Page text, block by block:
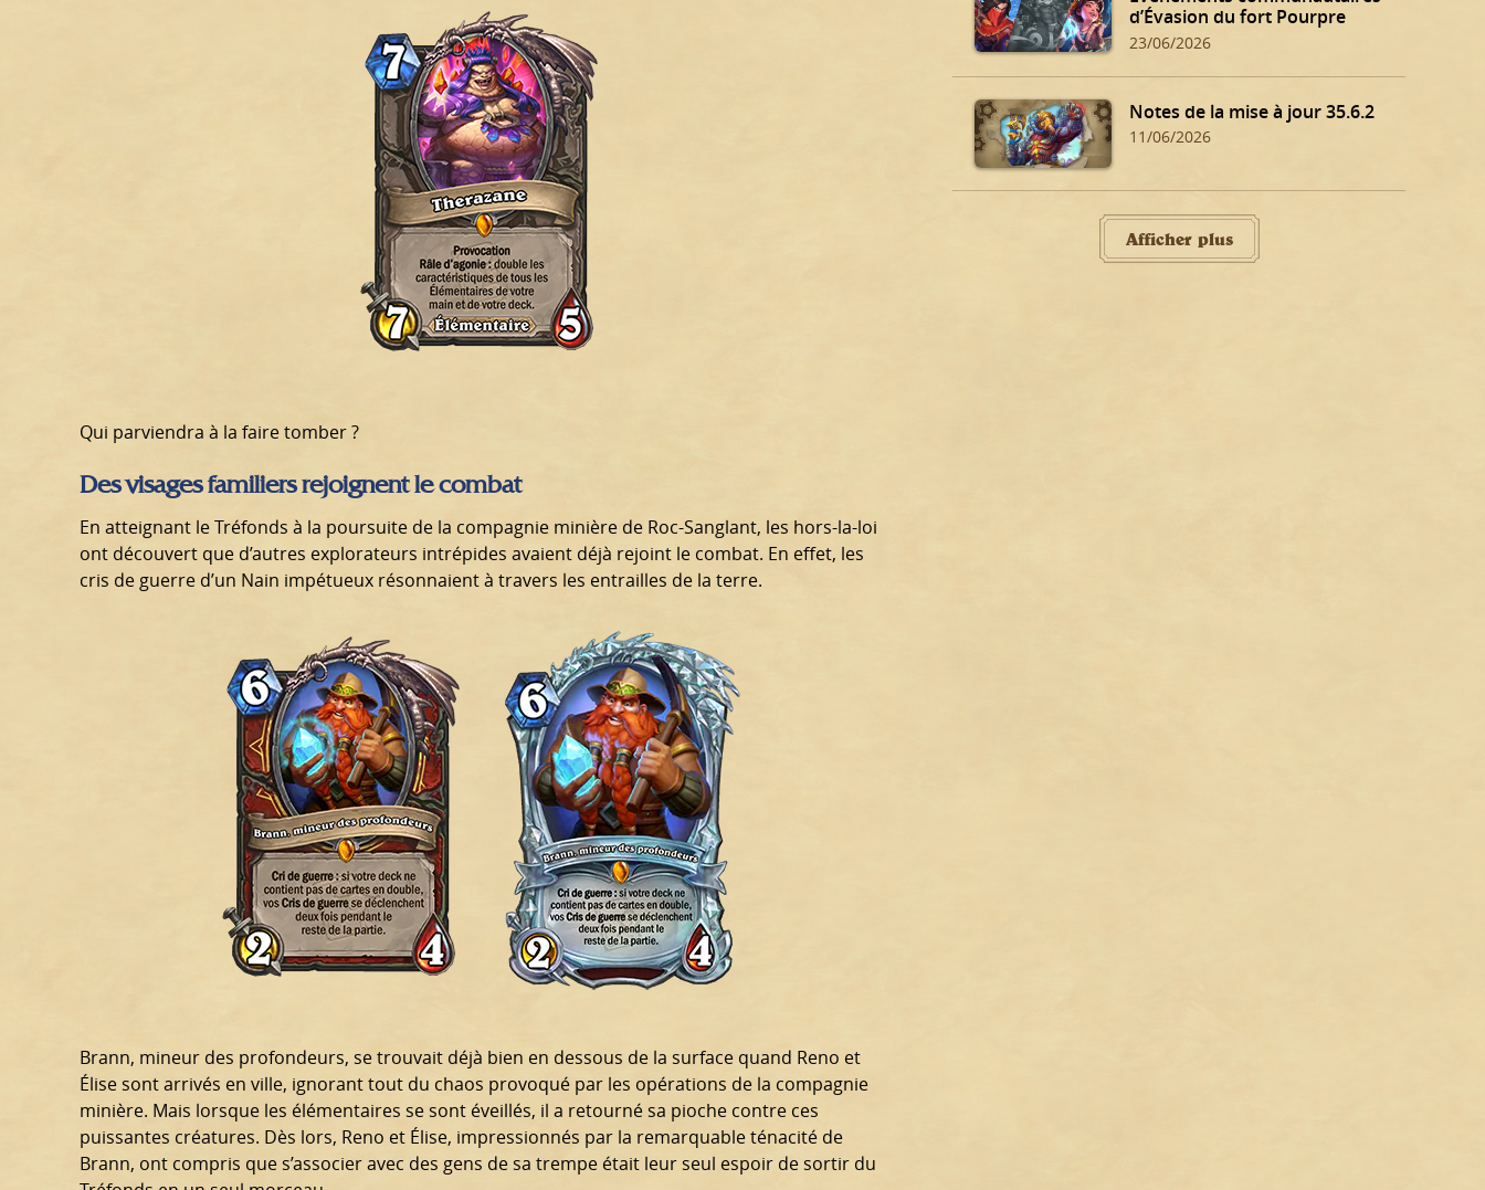
Qui parviendra à la faire tomber ?
Des visages familiers rejoignent le combat
En atteignant le Tréfonds à la poursuite de la compagnie minière de Roc-Sanglant, les hors-la-loi
ont découvert que d’autres explorateurs intrépides avaient déjà rejoint le combat. En effet, les
cris de guerre d’un Nain impétueux résonnaient à travers les entrailles de la terre.
Brann, mineur des profondeurs, se trouvait déjà bien en dessous de la surface quand Reno et
Élise sont arrivés en ville, ignorant tout du chaos provoqué par les opérations de la compagnie
minière. Mais lorsque les élémentaires se sont éveillés, il a retourné sa pioche contre ces
puissantes créatures. Dès lors, Reno et Élise, impressionnés par la remarquable ténacité de
Brann, ont compris que s’associer avec des gens de sa trempe était leur seul espoir de sortir du
d’Évasion du fort Pourpre
23/06/2026
Notes de la mise à jour 35.6.2
11/06/2026
Afficher plus